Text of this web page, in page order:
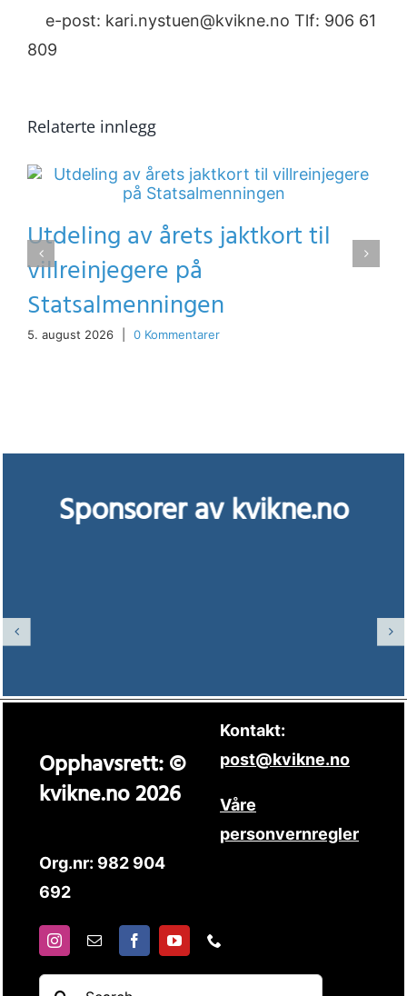
e-post: kari.nystuen@kvikne.no Tlf: 906 61
809
Relaterte innlegg
Utdeling av årets jaktkort til
villreinjegere på
Statsalmenningen
5. august 2026 0 Kommentarer
Sponsorer av kvikne.no
Opphavsrett: ©
kvikne.no 2026
Org.nr: 982 904
692
Kontakt:
post@kvikne.no
Våre
personvernregler
Søk